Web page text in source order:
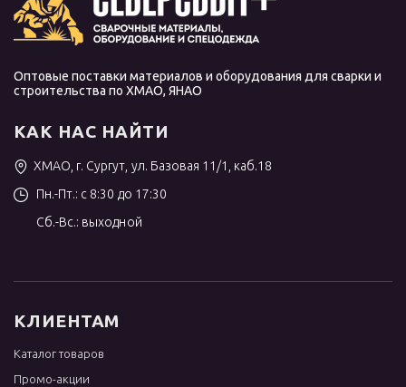
Оптовые поставки материалов и оборудования для сварки и
строительства по ХМАО, ЯНАО
КАК НАС НАЙТИ
ХМАО, г. Сургут, ул. Базовая 11/1, каб.18
Пн.-Пт.: с 8:30 до 17:30
Сб.-Вс.: выходной
КЛИЕНТАМ
Каталог товаров
Промо-акции